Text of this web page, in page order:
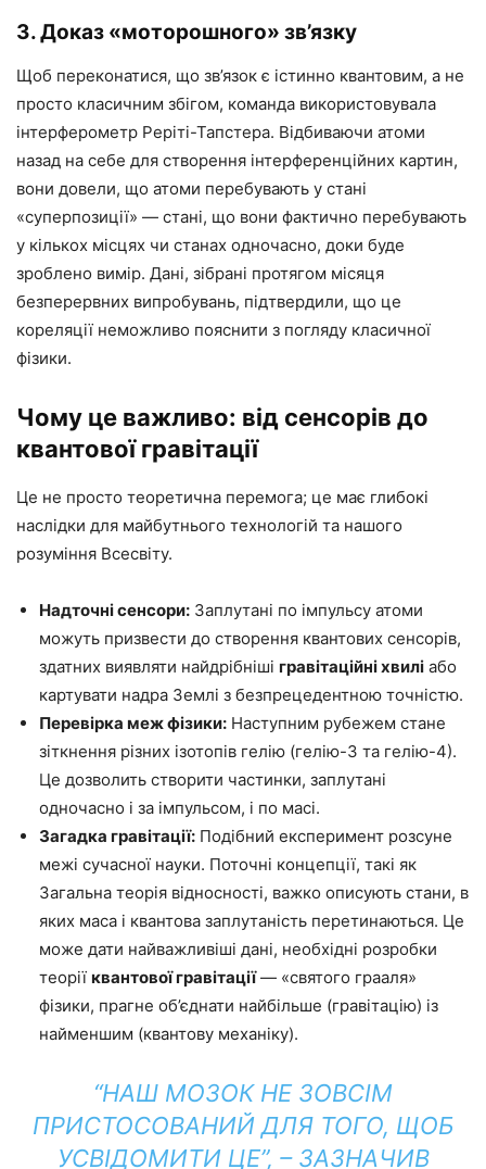
3. Доказ «моторошного» зв’язку
Щоб переконатися, що зв’язок є істинно квантовим, а не
просто класичним збігом, команда використовувала
інтерферометр Реріті-Тапстера. Відбиваючи атоми
назад на себе для створення інтерференційних картин,
вони довели, що атоми перебувають у стані
«суперпозиції» — стані, що вони фактично перебувають
у кількох місцях чи станах одночасно, доки буде
зроблено вимір. Дані, зібрані протягом місяця
безперервних випробувань, підтвердили, що це
кореляції неможливо пояснити з погляду класичної
фізики.
Чому це важливо: від сенсорів до
квантової гравітації
Це не просто теоретична перемога; це має глибокі
наслідки для майбутнього технологій та нашого
розуміння Всесвіту.
Надточні сенсори: Заплутані по імпульсу атоми
можуть призвести до створення квантових сенсорів,
здатних виявляти найдрібніші гравітаційні хвилі або
картувати надра Землі з безпрецедентною точністю.
Перевірка меж фізики: Наступним рубежем стане
зіткнення різних ізотопів гелію (гелію-3 та гелію-4).
Це дозволить створити частинки, заплутані
одночасно і за імпульсом, і по масі.
Загадка гравітації: Подібний експеримент розсуне
межі сучасної науки. Поточні концепції, такі як
Загальна теорія відносності, важко описують стани, в
яких маса і квантова заплутаність перетинаються. Це
може дати найважливіші дані, необхідні розробки
теорії квантової гравітації— «святого грааля»
фізики, прагне об’єднати найбільше (гравітацію) із
найменшим (квантову механіку).
“НАШ МОЗОК НЕ ЗОВСІМ
ПРИСТОСОВАНИЙ ДЛЯ ТОГО, ЩОБ
УСВІДОМИТИ ЦЕ”, – ЗАЗНАЧИВ